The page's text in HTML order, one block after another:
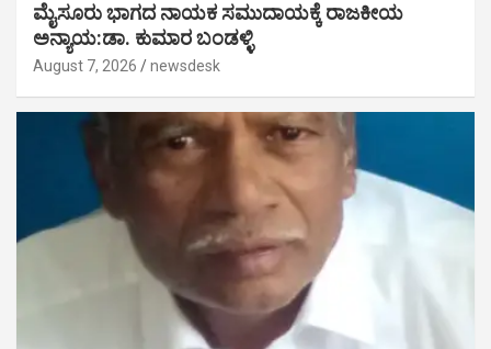
ಮೈಸೂರು ಭಾಗದ ನಾಯಕ ಸಮುದಾಯಕ್ಕೆ ರಾಜಕೀಯ
ಅನ್ಯಾಯ:ಡಾ. ಕುಮಾರ ಬಂಡಳ್ಳಿ
August 7, 2026 newsdesk